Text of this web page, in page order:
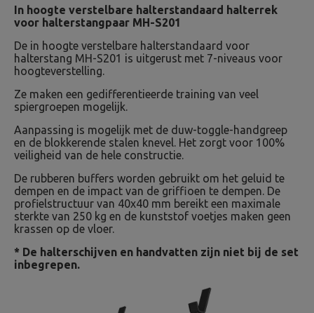
In hoogte verstelbare halterstandaard halterrek
voor halterstangpaar MH-S201
De in hoogte verstelbare halterstandaard voor
halterstang MH-S201 is uitgerust met 7-niveaus voor
hoogteverstelling.
Ze maken een gedifferentieerde training van veel
spiergroepen mogelijk.
Aanpassing is mogelijk met de duw-toggle-handgreep
en de blokkerende stalen knevel. Het zorgt voor 100%
veiligheid van de hele constructie.
De rubberen buffers worden gebruikt om het geluid te
dempen en de impact van de griffioen te dempen. De
profielstructuur van 40x40 mm bereikt een maximale
sterkte van 250 kg en de kunststof voetjes maken geen
krassen op de vloer.
* De halterschijven en handvatten zijn niet bij de set
inbegrepen.